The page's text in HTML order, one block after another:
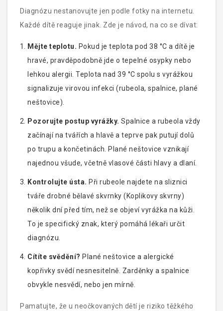
Diagnózu nestanovujte jen podle fotky na internetu.
Každé dítě reaguje jinak. Zde je návod, na co se dívat:
Mějte teplotu. Pokud je teplota pod 38 °C a dítě je
hravé, pravděpodobně jde o tepelné osypky nebo
lehkou alergii. Teplota nad 39 °C spolu s vyrážkou
signalizuje virovou infekci (rubeola, spalnice, plané
neštovice).
Pozorujte postup vyrážky. Spalnice a rubeola vždy
začínají na tvářích a hlavě a teprve pak putují dolů
po trupu a končetinách. Plané neštovice vznikají
najednou všude, včetně vlasové části hlavy a dlaní.
Kontrolujte ústa. Při rubeole najdete na sliznici
tváře drobné bělavé skvrnky (Koplikovy skvrny)
několik dní před tím, než se objeví vyrážka na kůži.
To je specifický znak, který pomáhá lékaři určit
diagnózu.
Cítíte svědění? Plané neštovice a alergické
kopřivky svědí nesnesitelně. Zarděnky a spalnice
obvykle nesvědí, nebo jen mírně.
Pamatujte, že u neočkovaných dětí je riziko těžkého